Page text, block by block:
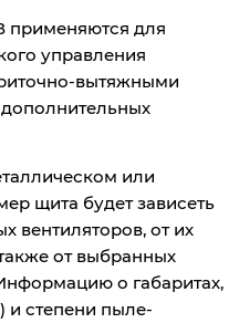
для
управления
вытяжными
или
щита будет зависеть
вентиляторов, от их
от выбранных
о габаритах,
и степени пыле-